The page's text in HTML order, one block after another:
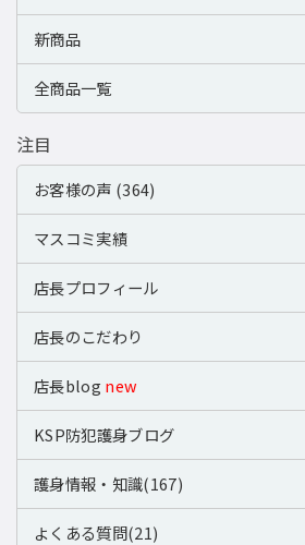
新商品
全商品一覧
注目
お客様の声 (364)
マスコミ実績
店長プロフィール
店長のこだわり
店長blog new
KSP防犯護身ブログ
護身情報・知識(167)
よくある質問(21)